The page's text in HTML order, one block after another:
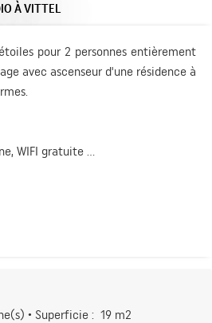
À VITTEL
pour 2 personnes entièrement
avec ascenseur d'une résidence à
WIFI gratuite ...
• Superficie : 19 m2